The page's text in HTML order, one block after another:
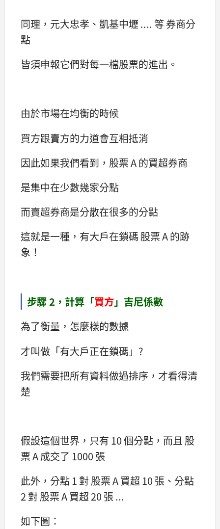
同理，元大忠孝、凱基中壢 .... 等 券商分
點
皆須申報它們對每一檔股票的進出。
由於市場在均衡的時候
買方跟賣方的力道會互相抵消
因此如果我們看到，股票 A 的買超券商
是集中在少數幾家分點
而賣超券商是分散在很多的分點
這就是一種，有大戶在鎖碼 股票 A 的跡
象！
步驟 2，計算「買方」吉尼係數
為了衡量，怎麼樣的數據
才叫做「有大戶正在鎖碼」?
我們需要把所有資料做過排序，才看得清
楚
假設這個世界，只有 10 個分點，而且 股
票 A 成交了 1000 張
此外，分點 1 對 股票 A 買超 10 張、分點
2 對 股票 A 買超 20 張 ...
如下圖：